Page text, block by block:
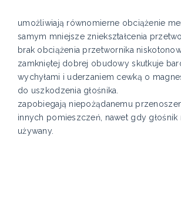
umożliwiają równomierne obciążenie
samym mniejsze zniekształcenia
brak obciążenia przetwornika
zamkniętej dobrej obudowy skutkuje
wychyłami i uderzaniem cewką o
do uszkodzenia głośnika.
zapobiegają niepożądanemu
innych pomieszczeń, nawet gdy głośnik
używany.